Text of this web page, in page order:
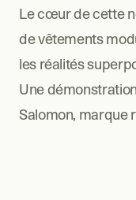
Le cœur de cette
de vêtements
les réalités
Une
Salomon, marque